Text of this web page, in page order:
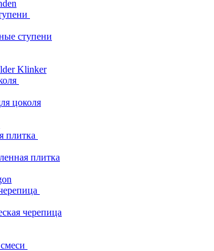
ступени
Klinker
цоколя
плитка
плитка
черепица